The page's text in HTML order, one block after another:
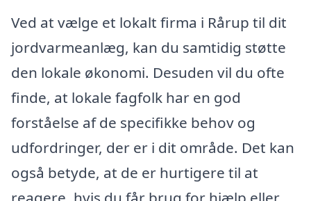
Ved at vælge et lokalt firma i Rårup til dit
jordvarmeanlæg, kan du samtidig støtte
den lokale økonomi. Desuden vil du ofte
finde, at lokale fagfolk har en god
forståelse af de specifikke behov og
udfordringer, der er i dit område. Det kan
også betyde, at de er hurtigere til at